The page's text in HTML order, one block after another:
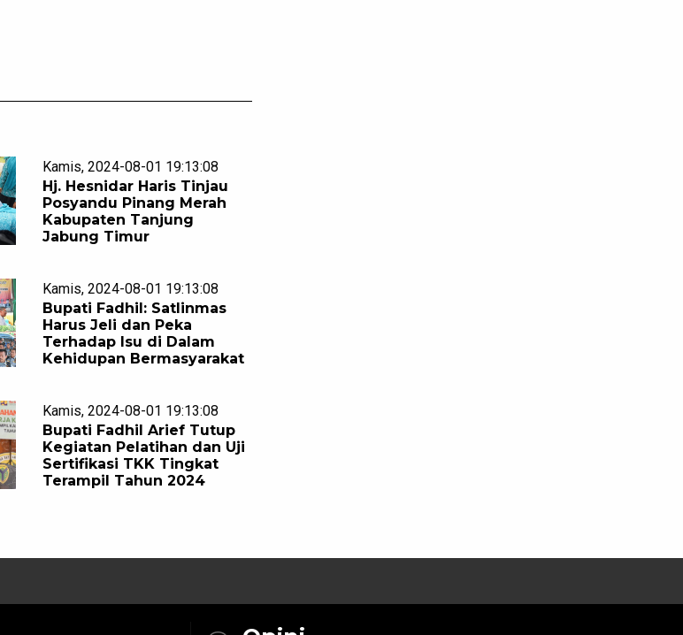
Kamis, 2024-08-01 19:13:08
Hj. Hesnidar Haris Tinjau
Posyandu Pinang Merah
Kabupaten Tanjung
Jabung Timur
Kamis, 2024-08-01 19:13:08
Bupati Fadhil: Satlinmas
Harus Jeli dan Peka
Terhadap Isu di Dalam
Kehidupan Bermasyarakat
Kamis, 2024-08-01 19:13:08
Bupati Fadhil Arief Tutup
Kegiatan Pelatihan dan Uji
Sertifikasi TKK Tingkat
Terampil Tahun 2024